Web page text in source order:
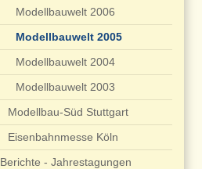
Modellbauwelt 2006
Modellbauwelt 2005
Modellbauwelt 2004
Modellbauwelt 2003
Modellbau-Süd Stuttgart
Eisenbahnmesse Köln
Berichte - Jahrestagungen